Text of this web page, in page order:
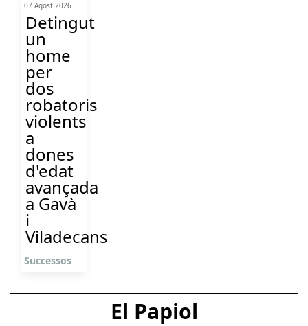
07 Agost 2026
Detingut
un
home
per
dos
robatoris
violents
a
dones
d'edat
avançada
a Gavà
i
Viladecans
Successos
El Papiol